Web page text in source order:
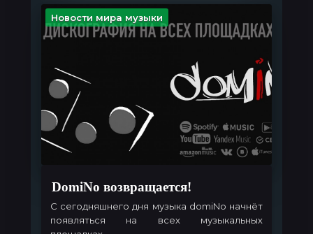
Новостная статья:ссылка на wikinews.org
Официальная
группа:https://vk.com/club15121754
Новости мира музыки
DomiNo возвращается!
С сегодняшнего дня музыка domiNo начнёт
появляться на всех музыкальных